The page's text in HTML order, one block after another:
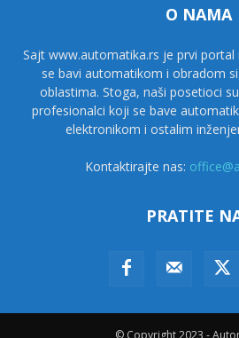
O NAMA
Sajt www.automatika.rs je prvi
se bavi automatikom i obradom
oblastima. Stoga, naši posetioci
profesionalci koji se bave
elektronikom i ostalim
Kontaktirajte nas:
PRATITE